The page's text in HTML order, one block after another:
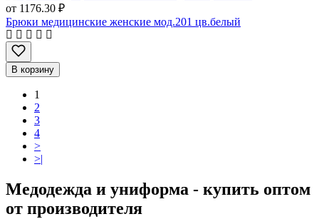
от 1176.30 ₽
Брюки медицинские женские мод.201 цв.белый
В корзину
1
2
3
4
>
>|
Медодежда и униформа - купить оптом
от производителя